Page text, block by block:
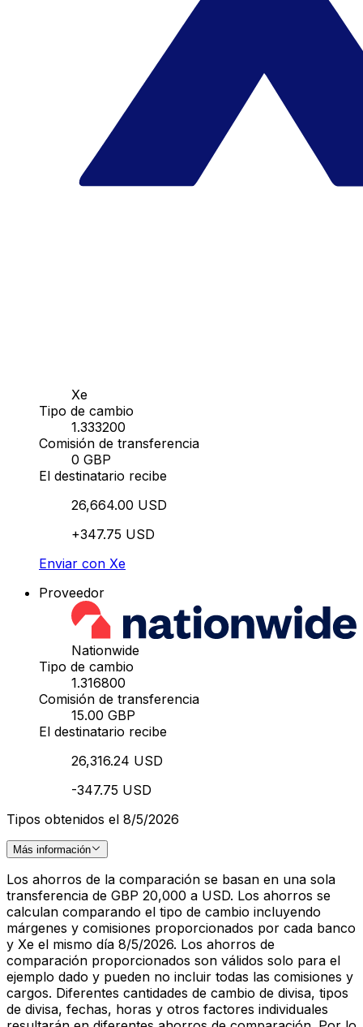
Xe
Tipo de cambio
1.333200
Comisión de transferencia
0 GBP
El destinatario recibe
26,664.00 USD
+347.75 USD
Enviar con Xe
Proveedor
Nationwide
Tipo de cambio
1.316800
Comisión de transferencia
15.00 GBP
El destinatario recibe
26,316.24 USD
-347.75 USD
Tipos obtenidos el 8/5/2026
Más información
Los ahorros de la comparación se basan en una sola
transferencia de GBP 20,000 a USD. Los ahorros se
calculan comparando el tipo de cambio incluyendo
márgenes y comisiones proporcionados por cada banco
y Xe el mismo día 8/5/2026. Los ahorros de
comparación proporcionados son válidos solo para el
ejemplo dado y pueden no incluir todas las comisiones y
cargos. Diferentes cantidades de cambio de divisa, tipos
de divisa, fechas, horas y otros factores individuales